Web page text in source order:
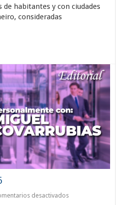
caso
Brasil,
habitantes y con ciudades
consideradas
desactivadosen